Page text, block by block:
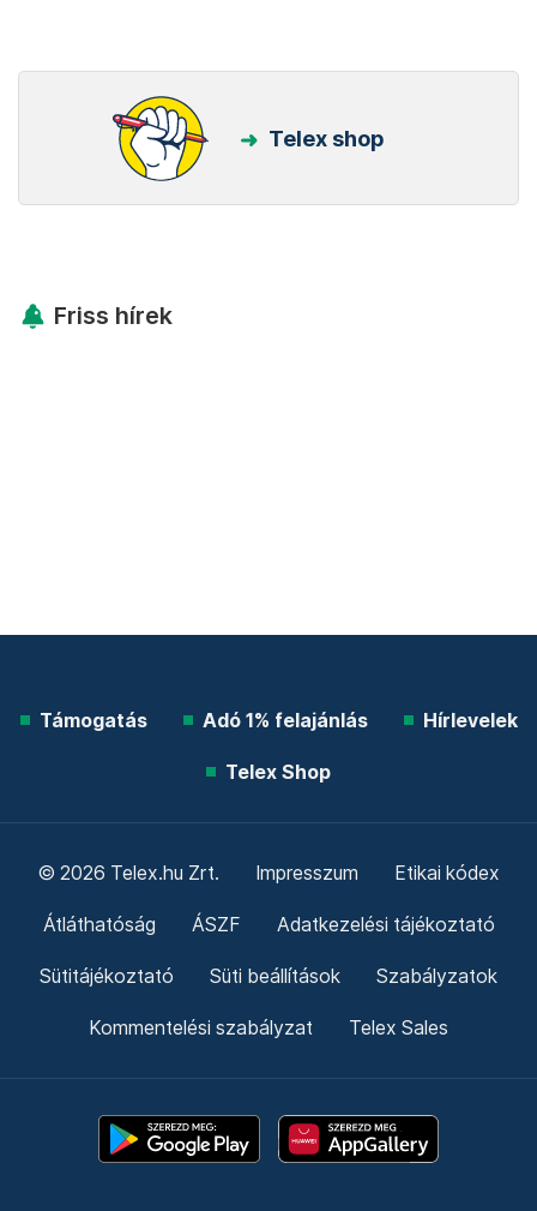
Telex shop
Friss hírek
Támogatás Adó 1% felajánlás Hírlevelek
Telex Shop
© 2026 Telex.hu Zrt. Impresszum Etikai kódex
Átláthatóság ÁSZF Adatkezelési tájékoztató
Sütitájékoztató Süti beállítások Szabályzatok
Kommentelési szabályzat Telex Sales